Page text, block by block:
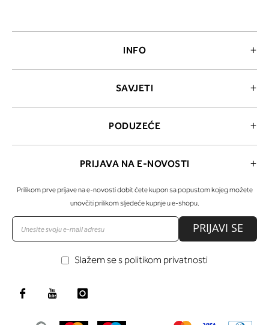
INFO
SAVJETI
PODUZEĆE
PRIJAVA NA E-NOVOSTI
Prilikom prve prijave na e-novosti dobit ćete kupon sa popustom kojeg možete
unovčiti prilikom sljedeće kupnje u e-shopu.
PRIJAVI SE
Slažem se s politikom privatnosti